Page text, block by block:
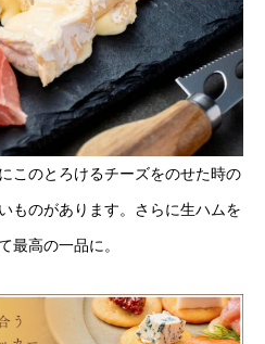
このとろけるチーズをのせた時の
ものがあります。さらに生ハムを
最高の一品に。